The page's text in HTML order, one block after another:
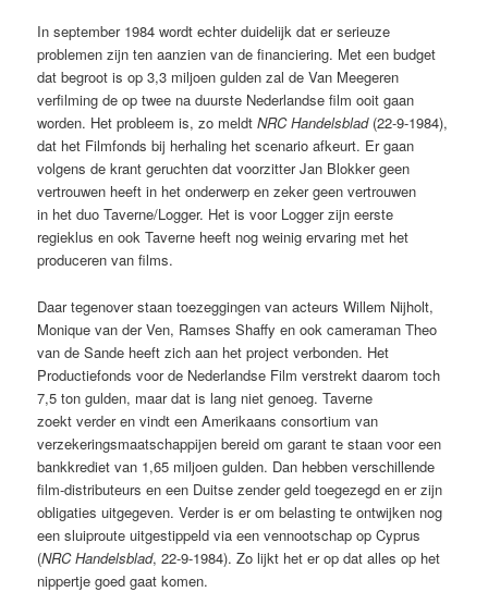
In september 1984 wordt echter duidelijk dat er serieuze
problemen zijn ten aanzien van de financiering. Met een budget
dat begroot is op 3,3 miljoen gulden zal de Van Meegeren
verfilming de op twee na duurste Nederlandse film ooit gaan
worden. Het probleem is, zo meldtNRC Handelsblad(22-9-1984),
dat het Filmfonds bij herhaling het scenario afkeurt. Er gaan
volgens de krant geruchten dat voorzitter Jan Blokker geen
vertrouwen heeft in het onderwerp en zeker geen vertrouwen
in het duo Taverne/Logger. Het is voor Logger zijn eerste
regieklus en ook Taverne heeft nog weinig ervaring met het
produceren van films.
Daar tegenover staan toezeggingen van acteurs Willem Nijholt,
Monique van der Ven, Ramses Shaffy en ook cameraman Theo
van de Sande heeft zich aan het project verbonden. Het
Productiefonds voor de Nederlandse Film verstrekt daarom toch
7,5 ton gulden, maar dat is lang niet genoeg. Taverne
zoekt verder en vindt een Amerikaans consortium van
verzekeringsmaatschappijen bereid om garant te staan voor een
bankkrediet van 1,65 miljoen gulden. Dan hebben verschillende
film-distributeurs en een Duitse zender geld toegezegd en er zijn
obligaties uitgegeven. Verder is er om belasting te ontwijken nog
een sluiproute uitgestippeld via een vennootschap op Cyprus
(NRC Handelsblad, 22-9-1984). Zo lijkt het er op dat alles op het
nippertje goed gaat komen.